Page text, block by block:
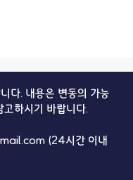
다. 내용은 변동의 가능
하시기 바랍니다.
(24시간 이내